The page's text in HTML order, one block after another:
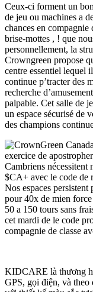
Ceux-ci forment un
de jeu ou machines a
chances en compagnie
brise-mottes , ! que
personnellement, la
Crowngreen propose
centre essentiel lequel
continue p’tracter des
recherche
palpable. Cet salle de
un espace sécurisé de
des champions
exercice de
Cambriens
$CA+ avec le code de
Nos espaces
pour 40x de mien
50 a 150 tours sans
cet mardi de le code
compagnie de classe
KIDCARE là thương
GPS, gọi điện, và theo